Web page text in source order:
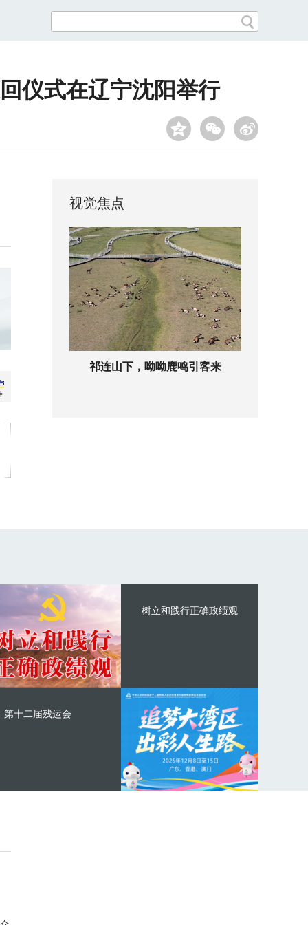
仪式在辽宁沈阳举行
视觉焦点
祁连山下，呦呦鹿鸣引客来
树立和践行正确政绩观
第十二届残运会